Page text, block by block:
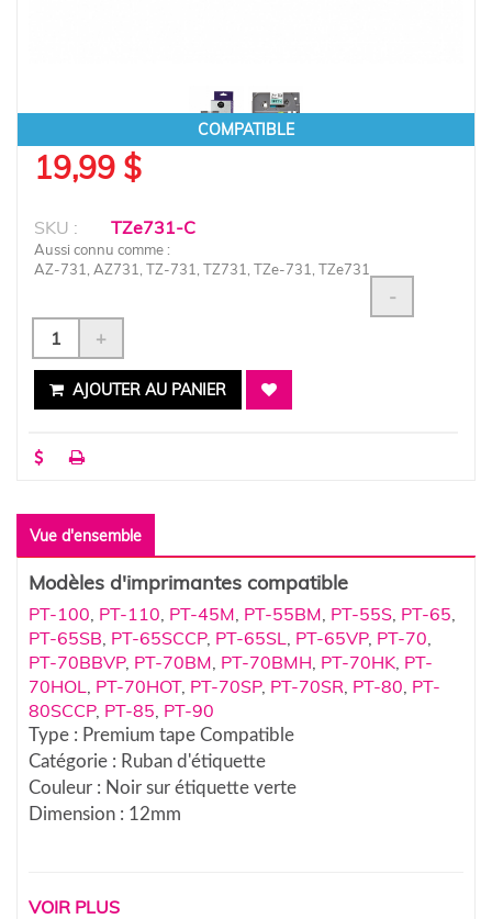
COMPATIBLE
19,99 $
SKU : TZe731-C
Aussi connu comme :
AZ-731, AZ731, TZ-731, TZ731, TZe-731, TZe731
-
+
AJOUTER AU PANIER
Vue d'ensemble
Modèles d'imprimantes compatible
PT-100 PT-110 PT-45M PT-55BM PT-55S PT-65
PT-65SB PT-65SCCP, PT-65SL PT-65VP, PT-70
PT-70BBVP, PT-70BM PT-70BMH PT-70HK PT-
70HOL
PT-70HOT, PT-70SP, PT-70SR PT-80 PT-
80SCCP, PT-85 PT-90
Type : Premium tape Compatible
Catégorie : Ruban d'étiquette
Couleur : Noir sur étiquette verte
Dimension : 12mm
VOIR PLUS